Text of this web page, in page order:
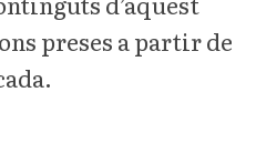
preses a partir de